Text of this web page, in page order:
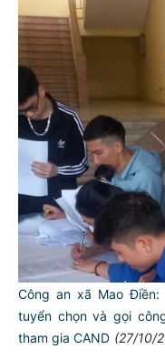
Công an xã Mao
tuyển chọn và gọi
tham gia CAND (27/10/